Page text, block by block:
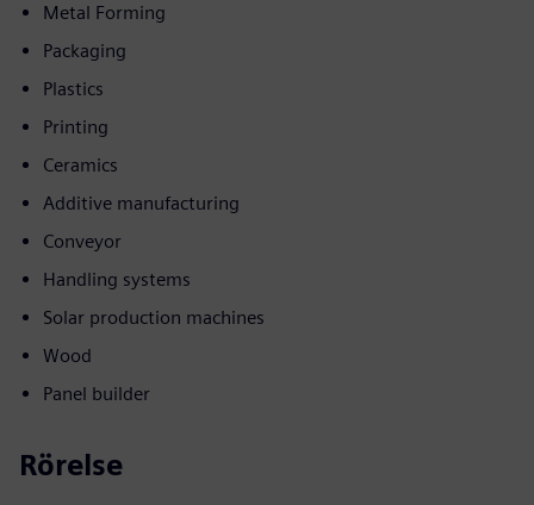
Metal Forming
Packaging
Plastics
Printing
Ceramics
Additive manufacturing
Conveyor
Handling systems
Solar production machines
Wood
Panel builder
Rörelse